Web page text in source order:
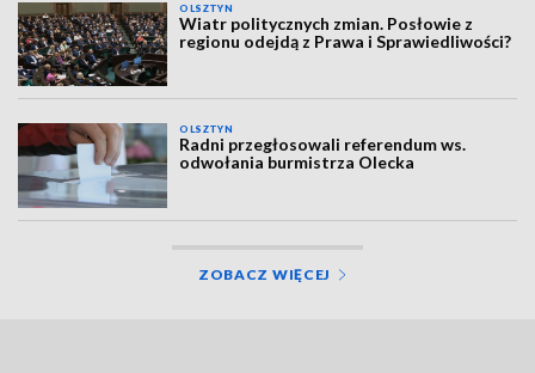
OLSZTYN
Wiatr politycznych zmian. Posłowie z
regionu odejdą z Prawa i Sprawiedliwości?
OLSZTYN
Radni przegłosowali referendum ws.
odwołania burmistrza Olecka
ZOBACZ WIĘCEJ